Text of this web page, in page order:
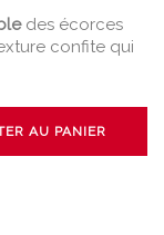
des écorces
confite qui
AU PANIER